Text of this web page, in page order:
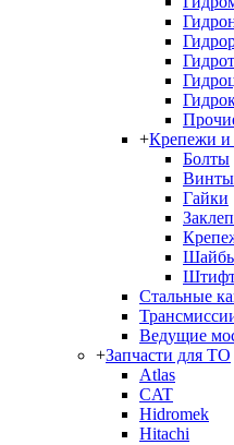
+Крепежи и
Болты
Винты
Гайки
Стальные
Ведущие
+Запчасти для ТО
Atlas
CAT
Hidromek
Hitachi